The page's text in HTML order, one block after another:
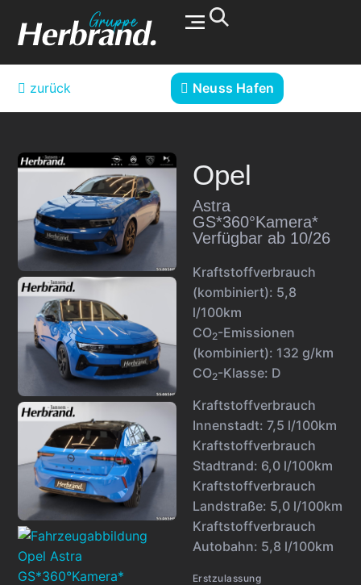
zurück Neuss Hafen
Opel
Astra
GS*360°Kamera*
Verfügbar ab 10/26
Kraftstoffverbrauch
(kombiniert): 5,8
l/100km
CO2-Emissionen
(kombiniert): 132 g/km
CO2-Klasse: D
Kraftstoffverbrauch
Innenstadt: 7,5 l/100km
Kraftstoffverbrauch
Stadtrand: 6,0 l/100km
Kraftstoffverbrauch
Landstraße: 5,0 l/100km
Kraftstoffverbrauch
Autobahn: 5,8 l/100km
Erstzulassung